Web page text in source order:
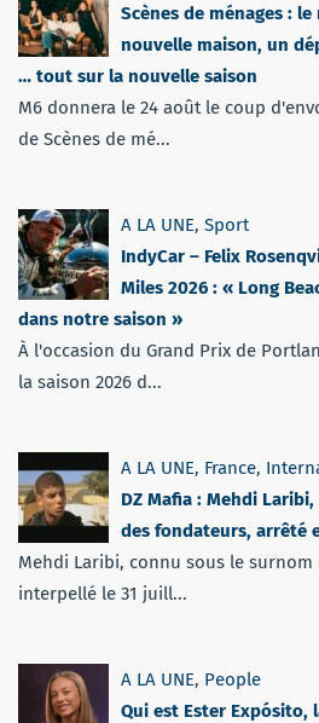
Scènes de ménages :
nouvelle maison, un
… tout sur la nouvelle saison
M6 donnera le 24 août le coup
de Scènes de mé...
A LA UNE, Sport
IndyCar – Felix
Miles 2026 : « Long
dans notre saison »
À l'occasion du Grand Prix de
la saison 2026 d...
A LA UNE, France,
DZ Mafia : Mehdi
des fondateurs, arrêté
Mehdi Laribi, connu sous le surnom
interpellé le 31 juill...
A LA UNE, People
Qui est Ester Expósito,